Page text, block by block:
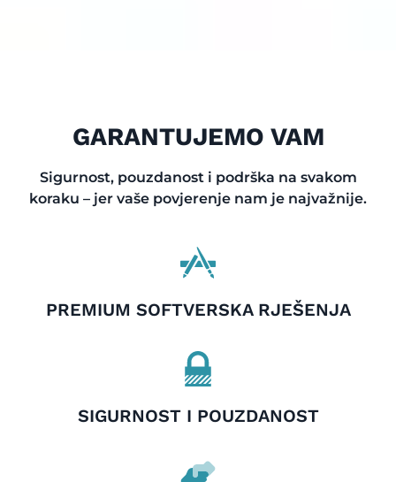
GARANTUJEMO VAM
Sigurnost, pouzdanost i podrška na svakom
koraku – jer vaše povjerenje nam je najvažnije.
PREMIUM SOFTVERSKA RJEŠENJA
SIGURNOST I POUZDANOST